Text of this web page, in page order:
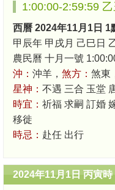
1:00:00-2:59:59
西曆 2024年11月1日 1
甲辰年 甲戌月 己巳日
農民曆 十月一號
沖： 沖羊， 煞方： 煞東
星神： 不遇 三合 玉堂
時宜： 祈福 求嗣 訂婚
移徙
時忌： 赴任 出行
2024年11月1日 丙寅時